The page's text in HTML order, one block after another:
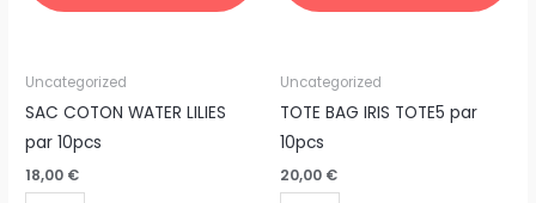
Uncategorized
SAC COTON WATER LILIES
par 10pcs
18,00 €
quantité
de
SAC
WATER
Uncategorized
TOTE BAG IRIS TOTE5 par
10pcs
20,00 €
quantité
de
TOTE
IRIS